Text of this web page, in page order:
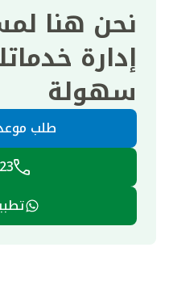
نحن هنا
إدارة
سهولة
طلب